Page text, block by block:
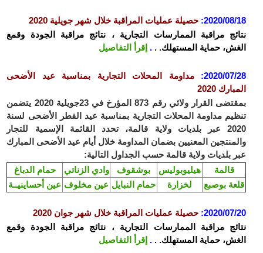
2020/
:حصيلة عمليات المراقبة خلال شهر جويلية 2020
مراقبة الممارسات التجارية ، نتائج مراقبة الجودة وقمع
حماية المستهلك. ..إقرأ التفاصيل
2020/
:
مداومة المحلات التجارية بمناسبة عيد الأضحى
2020
ال
قرار ولائي رقم 873 المؤرخ في 23جويلية 2020 يتضمن
مداومة المحلات التجارية بمناسبة عيد الفطر الأضحى لسنة
2020 عبر بلديات ولاية قالمة، تحدد القائمة الإسمية للتجار
المعنيين بضمان المداومة خلال أيام عيد الأضحى المبارك
بلديات ولاية قالمة حسب الجداول التالية:
حمام الدباغ
وادي الزناتي بوشقوف هيليوبوليس
عين أحساينيــة عين مخلوف حمام النبايل لخزارة بوصبع
2020/
:حصيلة عمليات المراقبة خلال شهر جوان 2020
مراقبة الممارسات التجارية ، نتائج مراقبة الجودة وقمع
حماية المستهلك. ..إقرأ التفاصيل